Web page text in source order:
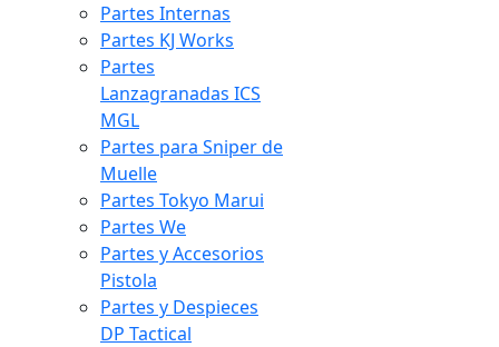
Partes Internas
Partes KJ Works
Partes
Lanzagranadas ICS
MGL
Partes para Sniper de
Muelle
Partes Tokyo Marui
Partes We
Partes y Accesorios
Pistola
Partes y Despieces
DP Tactical